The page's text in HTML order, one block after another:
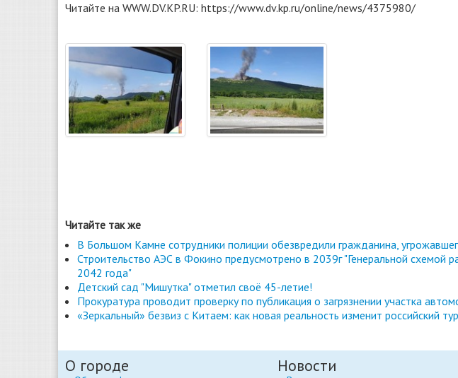
Читайте на WWW.DV.KP.RU: https://www.dv.kp.ru/online/news/4375980/
Читайте так же
В Большом Камне сотрудники полиции обезвредили гражданина,
Строительство АЭС в Фокино предусмотрено в 2039г "Генеральной схемой
2042 года"
Детский сад "Мишутка" отметил своё 45-летие!
Прокуратура проводит проверку по публикация о загрязнении участка
«Зеркальный» безвиз с Китаем: как новая реальность изменит российский
О городе Новости